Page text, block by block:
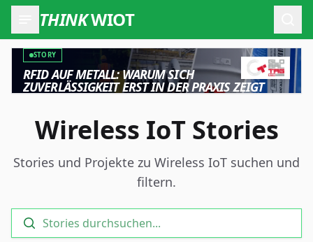
THINKWIOT
STORY
RFID AUF METALL: WARUM SICH
ZUVERLÄSSIGKEIT ERST IN DER PRAXIS ZEIGT
Wireless IoT Stories
Stories und Projekte zu Wireless IoT suchen und
filtern.
Suche